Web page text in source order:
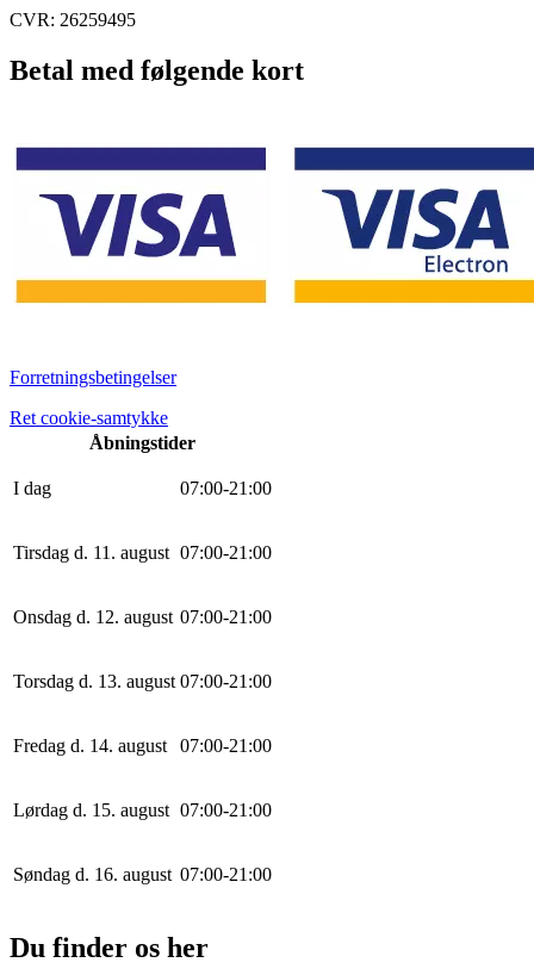
CVR: 26259495
Betal med følgende kort
Forretningsbetingelser
Ret cookie-samtykke
Åbningstider
I dag 07:00-21:00
Tirsdag d. 11. august 07:00-21:00
Onsdag d. 12. august 07:00-21:00
Torsdag d. 13. august 07:00-21:00
Fredag d. 14. august 07:00-21:00
Lørdag d. 15. august 07:00-21:00
Søndag d. 16. august 07:00-21:00
Du finder os her